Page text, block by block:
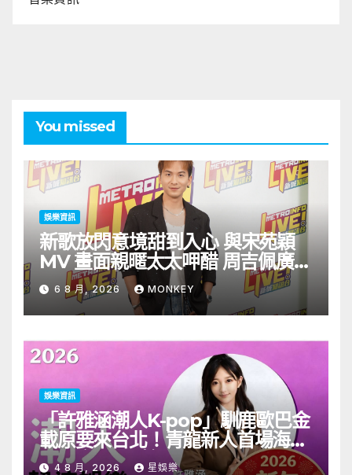
You missed
娛樂資訊
新歌放閃意境甜到入心 與宋苑穎
MV 畫面親暱太太呷醋 周吉佩廣州
一日三場熱血 Busking
6 8 月, 2026 MONKEY
娛樂資訊
「許雅涵潮人K-pop」馴鹿歐巴金
載原要來台北！青龍新人首場海外
見面會8/9開搶
4 8 月, 2026 星娛樂